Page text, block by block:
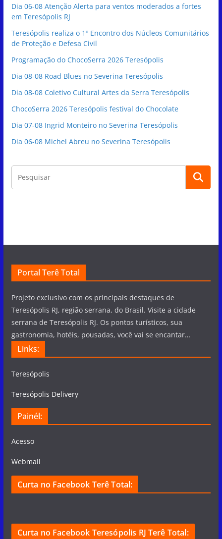
Dia 06-08 Atenção Alerta para ventos moderados a fortes
em Teresópolis RJ
Teresópolis realiza o 1º Encontro dos Núcleos Comunitários
de Proteção e Defesa Civil
Programação do ChocoSerra 2026 Teresópolis
Dia 08-08 Road Blues no Severina Teresópolis
Dia 08-08 Coletivo Cultural Artes da Serra Teresópolis
ChocoSerra 2026 Teresópolis festival do Chocolate
Dia 07-08 Ingrid Monteiro no Severina Teresópolis
Dia 06-08 Michel Abreu no Severina Teresópolis
Portal Terê Total
Projeto exclusivo com os principais destaques de
Teresópolis RJ, região serrana, do Brasil. Visite a cidade
serrana de Teresópolis RJ. Os pontos turísticos, sua
gastronomia, hotéis, pousadas, você vai se encantar…
Links:
Teresópolis
Teresópolis Delivery
Painél:
Acesso
Webmail
Curta no Facebook Terê Total:
Curta no Facebook Teresópolis RJ Terê Total: